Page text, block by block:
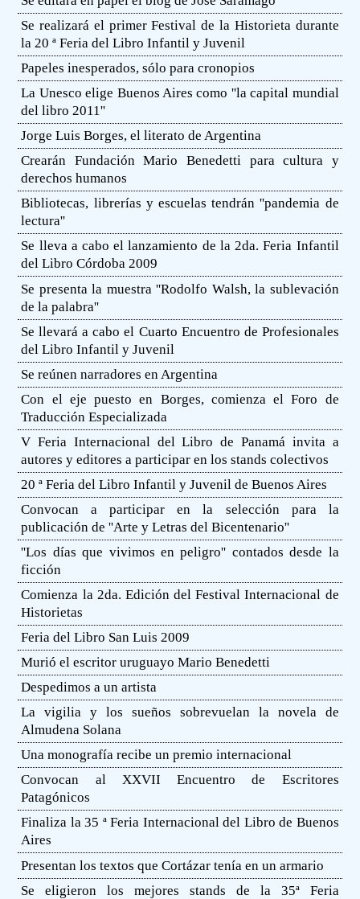
Se realizará el primer Festival de la Historieta durante
la 20 ª Feria del Libro Infantil y Juvenil
Papeles inesperados, sólo para cronopios
La Unesco elige Buenos Aires como ''la capital mundial
del libro 2011''
Jorge Luis Borges, el literato de Argentina
Crearán Fundación Mario Benedetti para cultura y
derechos humanos
Bibliotecas, librerías y escuelas tendrán ''pandemia de
lectura''
Se lleva a cabo el lanzamiento de la 2da. Feria Infantil
del Libro Córdoba 2009
Se presenta la muestra ''Rodolfo Walsh, la sublevación
de la palabra''
Se llevará a cabo el Cuarto Encuentro de Profesionales
del Libro Infantil y Juvenil
Se reúnen narradores en Argentina
Con el eje puesto en Borges, comienza el Foro de
Traducción Especializada
V Feria Internacional del Libro de Panamá invita a
autores y editores a participar en los stands colectivos
20 ª Feria del Libro Infantil y Juvenil de Buenos Aires
Convocan a participar en la selección para la
publicación de ''Arte y Letras del Bicentenario''
''Los días que vivimos en peligro'' contados desde la
ficción
Comienza la 2da. Edición del Festival Internacional de
Historietas
Feria del Libro San Luis 2009
Murió el escritor uruguayo Mario Benedetti
Despedimos a un artista
La vigilia y los sueños sobrevuelan la novela de
Almudena Solana
Una monografía recibe un premio internacional
Convocan al XXVII Encuentro de Escritores
Patagónicos
Finaliza la 35 ª Feria Internacional del Libro de Buenos
Aires
Presentan los textos que Cortázar tenía en un armario
Se eligieron los mejores stands de la 35ª Feria